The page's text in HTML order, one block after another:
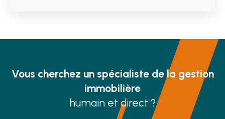
Vous cherchez un spécialiste de la gestion
immobilière
humain et direct ?